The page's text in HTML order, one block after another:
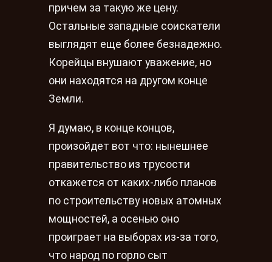
причем за такую же цену.
Остальные западные соискатели
выглядят еще более безнадежно.
Корейцы внушают уважение, но
они находятся на другом конце
Земли.
Я думаю, в конце концов,
произойдет вот что: нынешнее
правительство из трусости
откажется от каких-либо планов
по строительству новых атомных
мощностей, а осенью оно
проиграет на выборах из-за того,
что народ по горло сыт